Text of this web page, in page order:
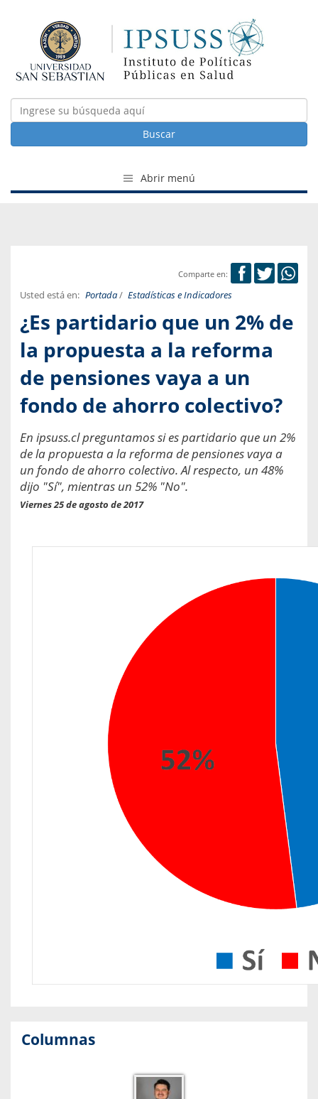
Buscar
Abrir menú
Comparte en:
Usted está en: Portada/ Estadísticas e Indicadores
¿Es partidario que un 2% de
la propuesta a la reforma
de pensiones vaya a un
fondo de ahorro colectivo?
En ipsuss.cl preguntamos si es partidario que un 2%
de la propuesta a la reforma de pensiones vaya a
un fondo de ahorro colectivo. Al respecto, un 48%
dijo "Sí", mientras un 52% "No".
Viernes 25 de agosto de 2017
Columnas